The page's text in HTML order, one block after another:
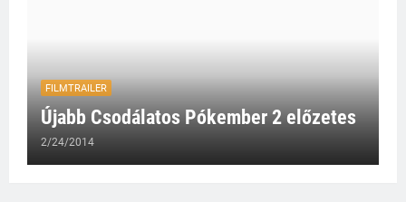
FILMTRAILER
Újabb Csodálatos Pókember 2 előzetes
2/24/2014